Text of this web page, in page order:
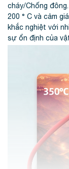
cháy/Chống
200 ° C và cảm
khắc nghiệt với
sự ổn định của